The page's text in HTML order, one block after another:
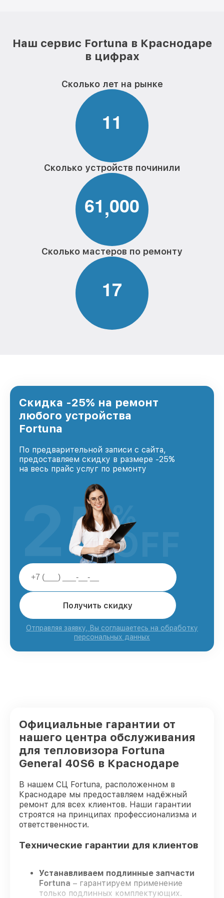
Наш сервис Fortuna в Краснодаре
в цифрах
Сколько лет на рынке
11
Сколько устройств починили
61,000
Сколько мастеров по ремонту
17
Скидка -25% на ремонт
любого устройства
Fortuna
По предварительной записи с сайта,
предоставляем скидку в размере -25%
на весь прайс услуг по ремонту
Получить скидку
Отправляя заявку, Вы соглашаетесь на обработку
персональных данных
25%
OFF
Официальные гарантии от
нашего центра обслуживания
для тепловизора Fortuna
General 40S6 в Краснодаре
В нашем СЦ Fortuna, расположенном в
Краснодаре мы предоставляем надёжный
ремонт для всех клиентов. Наши гарантии
строятся на принципах профессионализма и
ответственности.
Технические гарантии для клиентов
Устанавливаем подлинные запчасти
Fortuna – гарантируем применение
только подлинных комплектующих.